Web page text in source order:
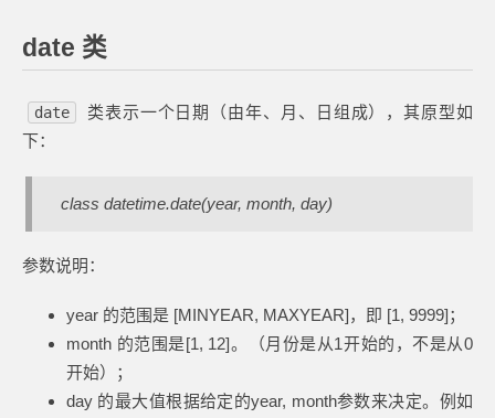
date 类
date
类表示一个日期（由年、月、日组成），其原型如
下：
class datetime.date(year, month, day)
参数说明：
year 的范围是 [MINYEAR, MAXYEAR]，即 [1, 9999]；
month 的范围是[1, 12]。（月份是从1开始的，不是从0
开始）；
day 的最大值根据给定的year, month参数来决定。例如